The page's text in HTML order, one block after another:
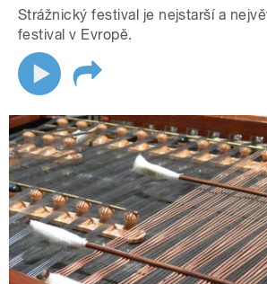
Strážnický festival je nejstarší a
festival v Evropě.